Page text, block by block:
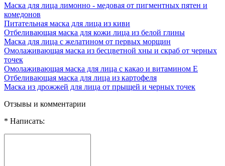
Маска для лица лимонно - медовая от пигментных пятен и
комедонов
Питательная маска для лица из киви
Отбеливающая маска для кожи лица из белой глины
Маска для лица с желатином от первых морщин
Омолаживающая маска из бесцветной хны и скраб от черных
точек
Омолаживающая маска для лица с какао и витамином Е
Отбеливающая маска для лица из картофеля
Маска из дрожжей для лица от прыщей и черных точек
Отзывы и комментарии
* Написать: